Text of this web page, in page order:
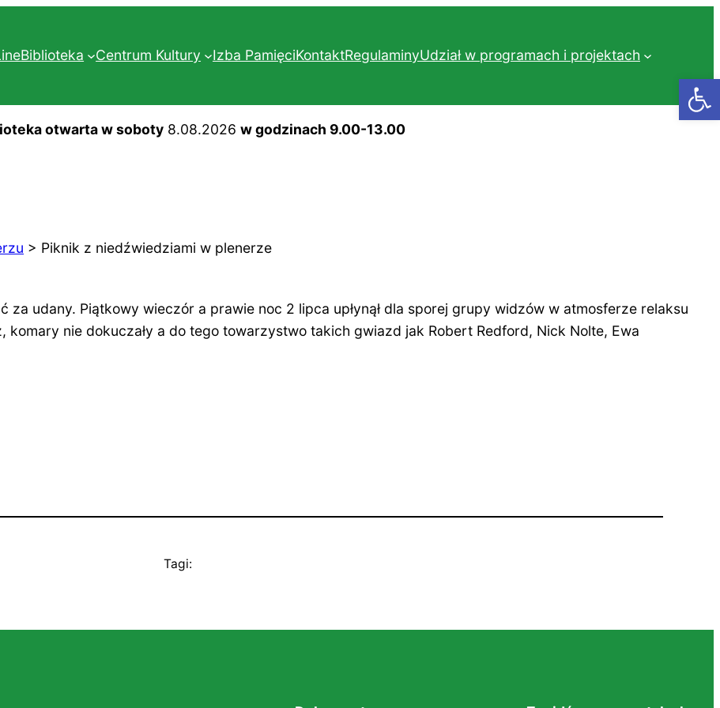
Biblioteka Centrum Kultury Izba PamięciKontaktRegulaminyUdział w programach i projektach
otwarta w soboty8.08.2026 w godzinach 9.00-13.00
> Piknik z niedźwiedziami w plenerze
za udany. Piątkowy wieczór a prawie noc 2 lipca upłynął dla sporej grupy widzów w atmosferze relaksu
komary nie dokuczały a do tego towarzystwo takich gwiazd jak Robert Redford, Nick Nolte, Ewa
Tagi: